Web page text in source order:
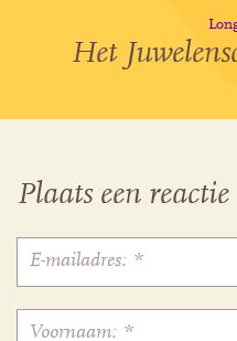
Het
Plaats een reactie